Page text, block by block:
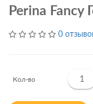
Perina Fancy
0
Кол-во